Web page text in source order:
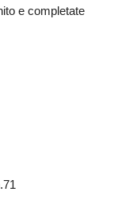
e completate